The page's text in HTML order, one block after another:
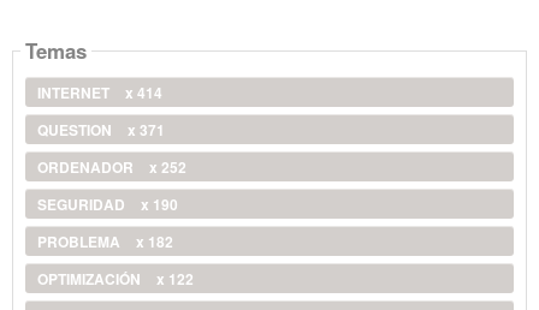
Temas
INTERNET
x 414
QUESTION
x 371
ORDENADOR
x 252
SEGURIDAD
x 190
PROBLEMA
x 182
OPTIMIZACIÓN
x 122